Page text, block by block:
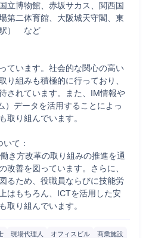
立博物館、赤坂サカス、関西国
第二体育館、大阪城天守閣、東
）　など
ています。社会的な関心の高い
り組みも積極的に行っており、
されています。また、IM情報や
）データを活用することによっ
取り組んでいます。
て：
き方改革の取り組みの推進を通
改善を図っています。さらに、
るため、役職員ならびに技能労
はもちろん、ICTを活用した安
取り組んでいます。
現場代理人 オフィスビル
商業施設